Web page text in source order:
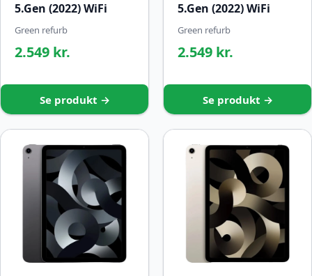
5.Gen (2022) WiFi
Green refurb
2.549 kr.
Se produkt →
5.Gen (2022) WiFi
Green refurb
2.549 kr.
Se produkt →